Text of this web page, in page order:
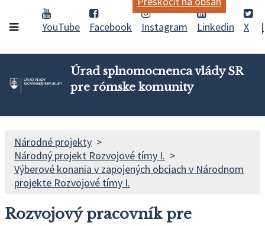
YouTube
Facebook Instagram Linkedin X
Úrad splnomocnenca vlády SR
pre rómske komunity
Národné projekty
Národný projekt Rozvojové tímy I.
Výberové konania v zapojených obciach v Národnom
projekte Rozvojové tímy I.
Rozvojový pracovník pre